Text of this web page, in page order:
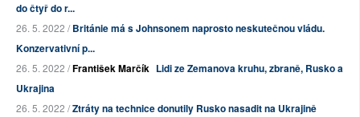
do čtyř do r...
26. 5. 2022 /Británie má s Johnsonem naprosto neskutečnou vládu.
Konzervativní p...
26. 5. 2022 /František Marčík Lidi ze Zemanova kruhu, zbraně, Rusko a
Ukrajina
26. 5. 2022 /Ztráty na technice donutily Rusko nasadit na Ukrajině